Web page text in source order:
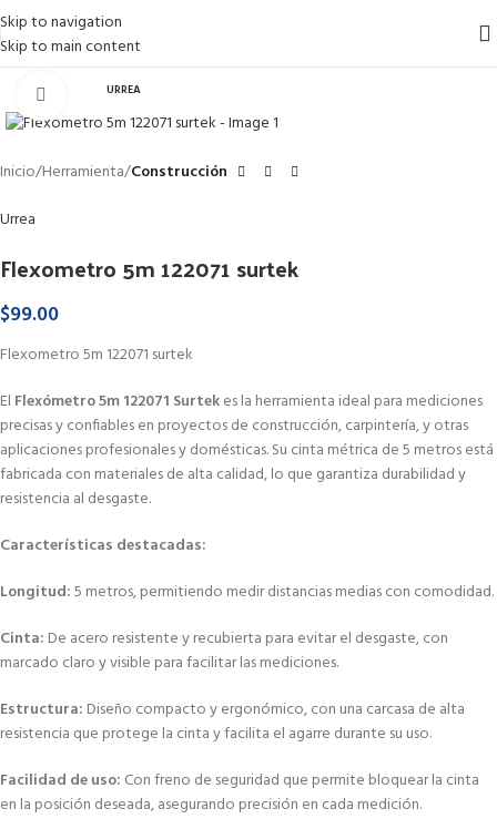
Skip to navigation
Skip to main content
URREA
Haga Click para agrandar
Inicio Herramienta Construcción
Urrea
Flexometro 5m 122071 surtek
$99.00
Flexometro 5m 122071 surtek
El Flexómetro 5m 122071 Surtekes la herramienta ideal para mediciones
precisas y confiables en proyectos de construcción, carpintería, y otras
aplicaciones profesionales y domésticas. Su cinta métrica de 5 metros está
fabricada con materiales de alta calidad, lo que garantiza durabilidad y
resistencia al desgaste.
Características destacadas:
Longitud:5 metros, permitiendo medir distancias medias con comodidad.
Cinta: De acero resistente y recubierta para evitar el desgaste, con
marcado claro y visible para facilitar las mediciones.
Estructura: Diseño compacto y ergonómico, con una carcasa de alta
resistencia que protege la cinta y facilita el agarre durante su uso.
Facilidad de uso: Con freno de seguridad que permite bloquear la cinta
en la posición deseada, asegurando precisión en cada medición.